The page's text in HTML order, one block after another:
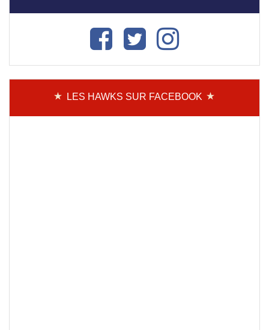
LES HAWKS SUR FACEBOOK